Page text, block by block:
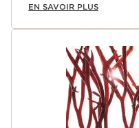
EN SAVOIR PLUS